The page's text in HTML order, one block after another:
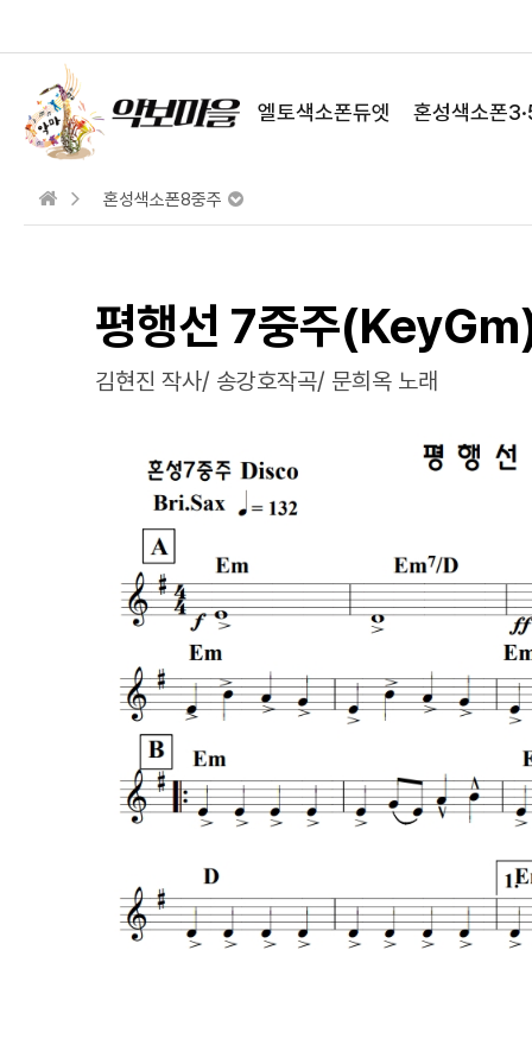
엘토색소폰듀엣 혼성색소폰
혼성색소폰8중주
평행선 7중주
김현진 작사/ 송강호작곡/ 문희옥 노래